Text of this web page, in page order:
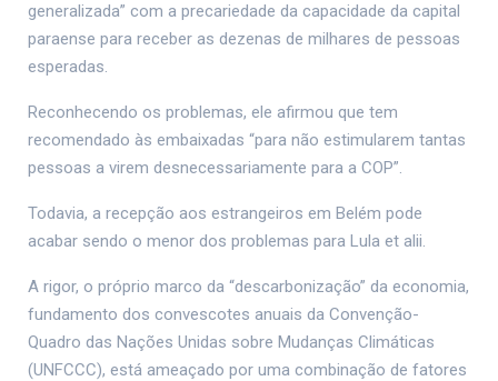
generalizada” com a precariedade da capacidade da capital
paraense para receber as dezenas de milhares de pessoas
esperadas.
Reconhecendo os problemas, ele afirmou que tem
recomendado às embaixadas “para não estimularem tantas
pessoas a virem desnecessariamente para a COP”.
Todavia, a recepção aos estrangeiros em Belém pode
acabar sendo o menor dos problemas para Lula et alii.
A rigor, o próprio marco da “descarbonização” da economia,
fundamento dos convescotes anuais da Convenção-
Quadro das Nações Unidas sobre Mudanças Climáticas
(UNFCCC), está ameaçado por uma combinação de fatores